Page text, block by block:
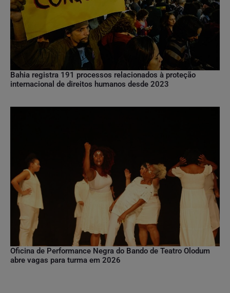
Bahia registra 191 processos relacionados à proteção
internacional de direitos humanos desde 2023
Oficina de Performance Negra do Bando de Teatro Olodum
abre vagas para turma em 2026